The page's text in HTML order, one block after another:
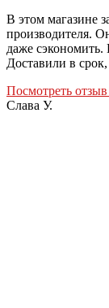
В этом магазине
производителя.
даже сэкономить.
Доставили в
Посмотреть
Слава У.